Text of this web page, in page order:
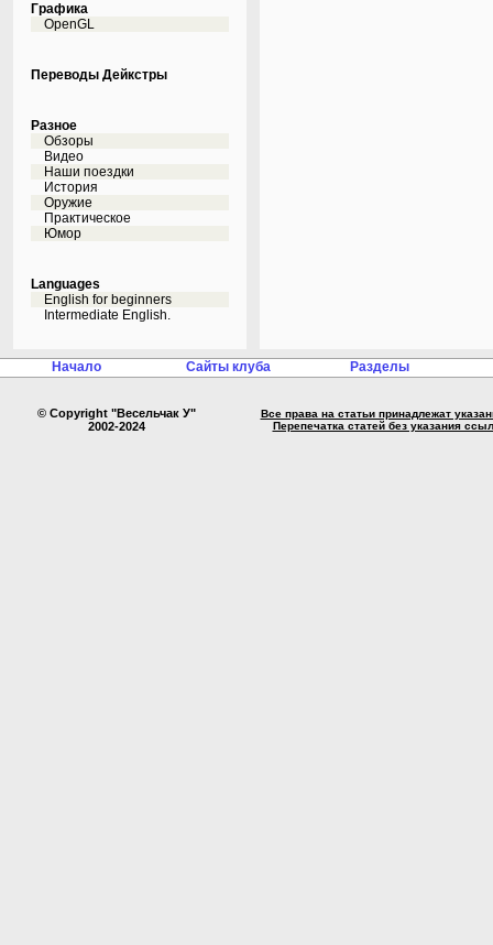
Графика
OpenGL
Переводы Дейкстры
Разное
Обзоры
Видео
Наши поездки
История
Оружие
Практическое
Юмор
Languages
English for beginners
Intermediate English.
Начало Сайты клуба Разделы
© Copyright "Весельчак У"
2002-2024
Все права на статьи принадлежат
Перепечатка статей без указания